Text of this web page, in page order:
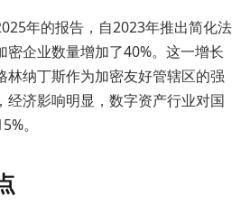
年的报告，自2023年推出简化法
密企业数量增加了40%。这一增长
林纳丁斯作为加密友好管辖区的强
经济影响明显，数字资产行业对国
。